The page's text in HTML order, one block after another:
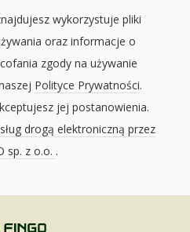
wykorzystuje pliki
oraz informacje o
zgody na używanie
Polityce Prywatności.
jej postanowienia.
drogą elektroniczną przez
sp. z o.o. .